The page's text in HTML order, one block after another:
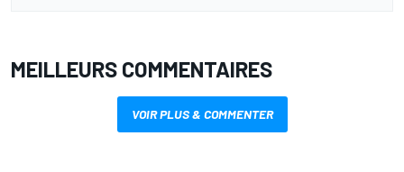
MEILLEURS COMMENTAIRES
VOIR PLUS & COMMENTER